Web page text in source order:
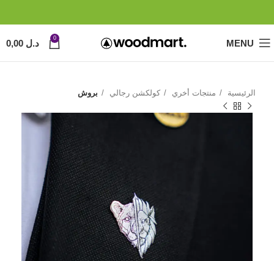
MENU
0 د.ل
الرئيسية منتجات أخري كولكشن رجالي بروش